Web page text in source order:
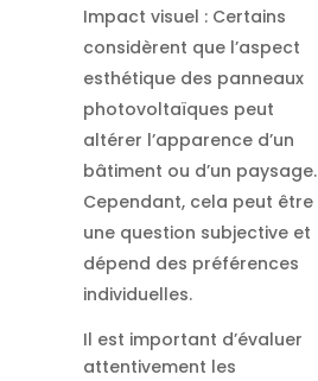
Impact visuel : Certains
considèrent que l’aspect
esthétique des panneaux
photovoltaïques peut
altérer l’apparence d’un
bâtiment ou d’un paysage.
Cependant, cela peut être
une question subjective et
dépend des préférences
individuelles.
Il est important d’évaluer
attentivement les